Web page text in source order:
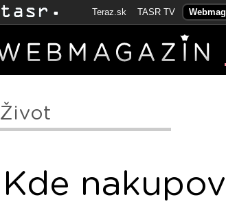
Teraz.sk TASR TV
Život
Kde